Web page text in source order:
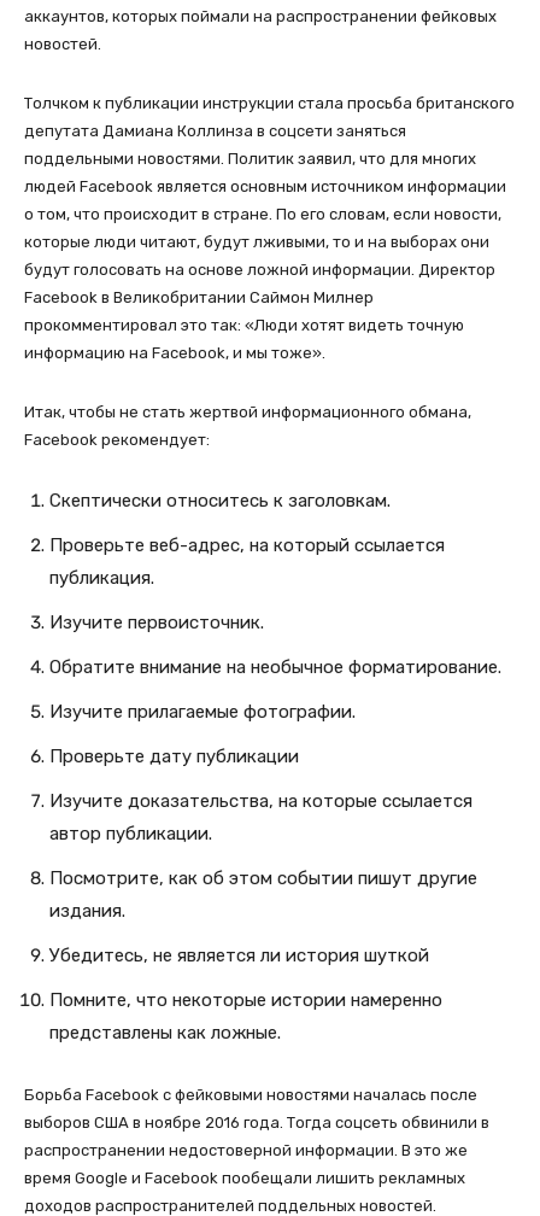
аккаунтов, которых поймали на распространении фейковых
новостей.
Толчком к публикации инструкции стала просьба британского
депутата Дамиана Коллинза в соцсети заняться
поддельными новостями. Политик заявил, что для многих
людей Facebook является основным источником информации
о том, что происходит в стране. По его словам, если новости,
которые люди читают, будут лживыми, то и на выборах они
будут голосовать на основе ложной информации. Директор
Facebook в Великобритании Саймон Милнер
прокомментировал это так: «Люди хотят видеть точную
информацию на Facebook, и мы тоже».
Итак, чтобы не стать жертвой информационного обмана,
Facebook рекомендует:
Скептически относитесь к заголовкам.
Проверьте веб-адрес, на который ссылается
публикация.
Изучите первоисточник.
Обратите внимание на необычное форматирование.
Изучите прилагаемые фотографии.
Проверьте дату публикации
Изучите доказательства, на которые ссылается
автор публикации.
Посмотрите, как об этом событии пишут другие
издания.
Убедитесь, не является ли история шуткой
Помните, что некоторые истории намеренно
представлены как ложные.
Борьба Facebook с фейковыми новостями началась после
выборов США в ноябре 2016 года. Тогда соцсеть обвинили в
распространении недостоверной информации. В это же
время Google и Facebook пообещали лишить рекламных
доходов распространителей поддельных новостей.